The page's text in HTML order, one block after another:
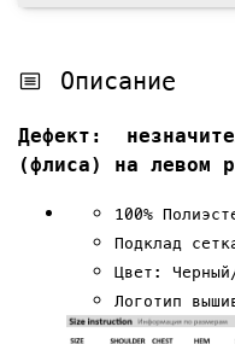
Описание
Дефект:
(флиса) на левом
100%
Подклад
Цвет:
Логотип